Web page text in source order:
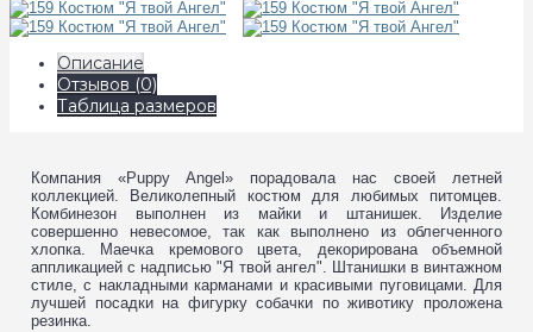
Описание
Отзывов (0)
Таблица размеров
Компания «Puppy Angel» порадовала нас своей летней
коллекцией. Великолепный костюм для любимых питомцев.
Комбинезон выполнен из майки и штанишек. Изделие
совершенно невесомое, так как выполнено из облегченного
хлопка. Маечка кремового цвета, декорирована объемной
аппликацией с надписью "Я твой ангел". Штанишки в винтажном
стиле, с накладными карманами и красивыми пуговицами. Для
лучшей посадки на фигурку собачки по животику проложена
резинка.